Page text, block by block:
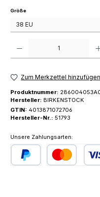
Größeauswählen
Zum Merkzettel hinzufügen
Produktnummer:
Hersteller: BIRKENSTOCK
GTIN: 4013871072706
Hersteller-Nr.: 51793
Unsere Zahlungsarten: